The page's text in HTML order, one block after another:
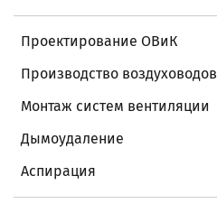
Проектирование ОВиК
Производство воздуховодов
Монтаж систем вентиляции
Дымоудаление
Аспирация